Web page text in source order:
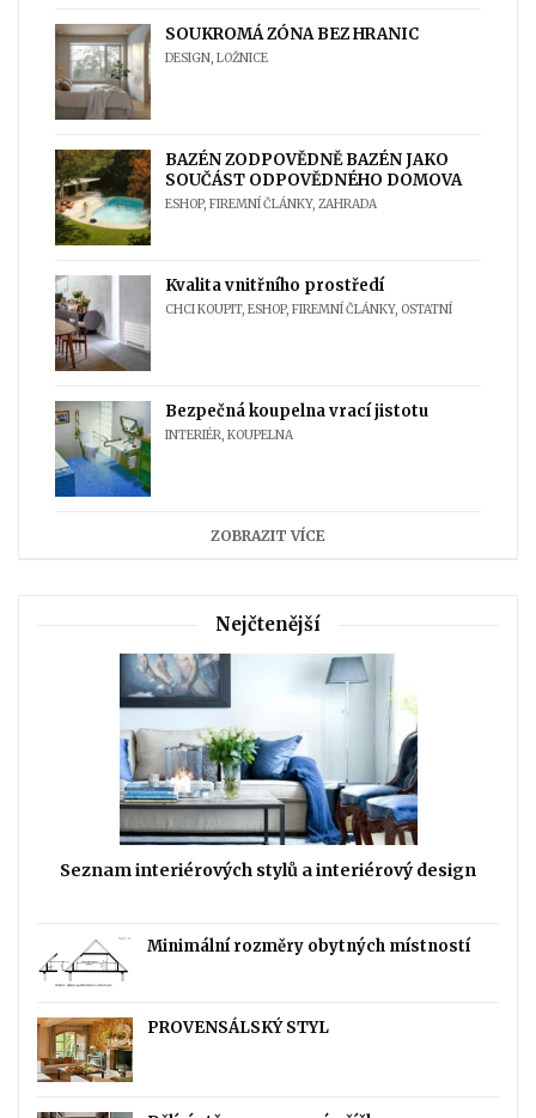
SOUKROMÁ ZÓNA BEZ HRANIC
DESIGN, LOŽNICE
BAZÉN ZODPOVĚDNĚ BAZÉN JAKO
SOUČÁST ODPOVĚDNÉHO DOMOVA
ESHOP, FIREMNÍ ČLÁNKY, ZAHRADA
Kvalita vnitřního prostředí
CHCI KOUPIT, ESHOP, FIREMNÍ ČLÁNKY, OSTATNÍ
Bezpečná koupelna vrací jistotu
INTERIÉR, KOUPELNA
ZOBRAZIT VÍCE
Nejčtenější
Seznam interiérových stylů a interiérový design
Minimální rozměry obytných místností
PROVENSÁLSKÝ STYL